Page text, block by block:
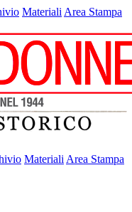
Materiali Area Stampa
Materiali Area Stampa